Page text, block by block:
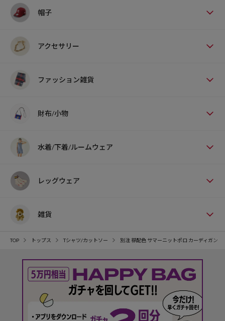
帽子
アクセサリー
ファッション雑貨
財布/小物
水着/下着/ルームウェア
レッグウェア
雑貨
TOP トップス Tシャツ/カットソー 別注 襟配色 サマーニットポロ カーディガン